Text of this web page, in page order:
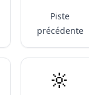
Piste
précédente
🔆